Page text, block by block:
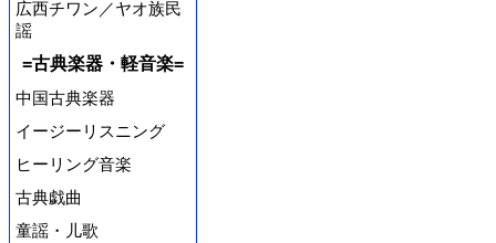
広西チワン／ヤオ族民
謡
=古典楽器・軽音楽=
中国古典楽器
イージーリスニング
ヒーリング音楽
古典戯曲
童謡・儿歌